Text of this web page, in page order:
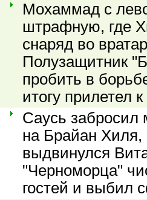
Мохаммад с
штрафную, где
снаряд во
Полузащитник
пробить в
итогу прилетел
Саусь
на Брайан Хиля,
выдвинулся
"Черноморца"
гостей и выбил